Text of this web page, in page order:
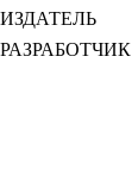
ИЗДАТЕЛЬ
РАЗРАБОТЧИК